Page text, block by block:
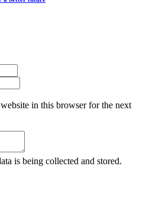
in this browser for the next
is being collected and stored.